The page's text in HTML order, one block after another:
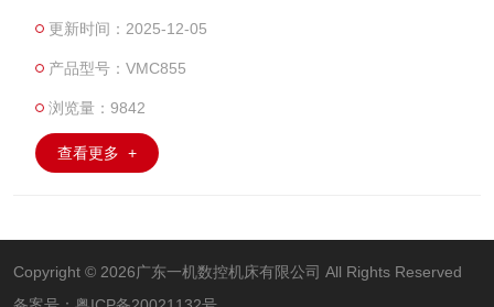
更新时间：2025-12-05
产品型号：VMC855
浏览量：9842
查看更多 +
Copyright © 2026广东一机数控机床有限公司 All Rights Reserved